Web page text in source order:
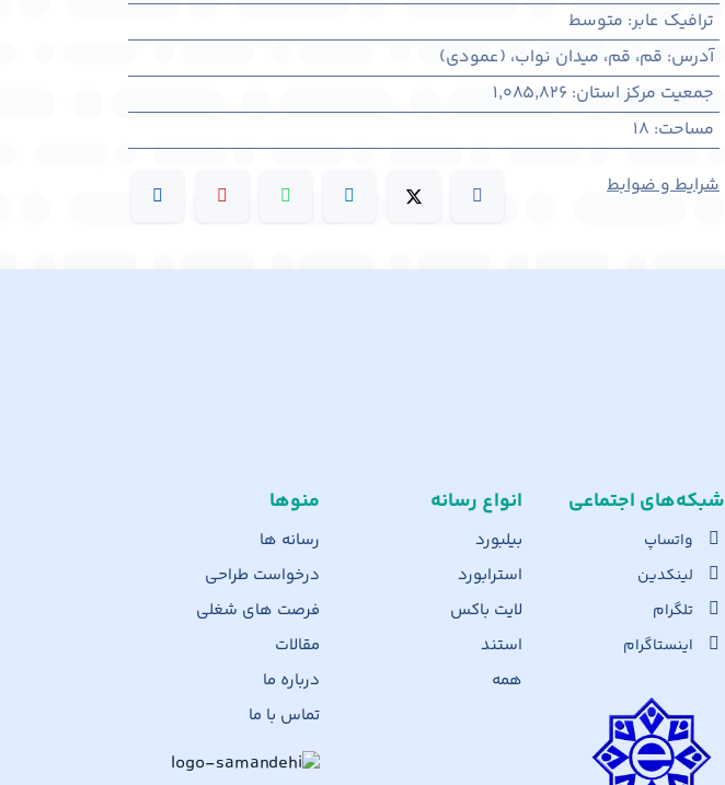
ترافیک عابر: متوسط
آدرس: قم، قم، میدان نواب، (عمودی)
جمعیت مرکز استان:
1,085,826
مساحت:
18
شرایط و ضوابط
منوها
رسانه ها
درخواست طراحی
فرصت های شغلی
مقالات
درباره ما
تماس با ما
انواع رسانه
بیلبورد
استرابورد
لایت باکس
استند
همه
شبکه‌های اجت​ماعی
واتساپ
لینکدین
تلگرام
اینستاگرام